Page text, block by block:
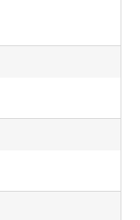
志向性に応じて、
ビジネスで終わら
カット